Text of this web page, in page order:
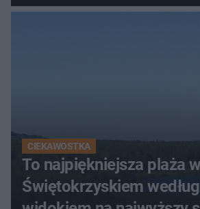
CIEKAWOSTKA
To najpiękniejsza plaża w
Świętokrzyskiem